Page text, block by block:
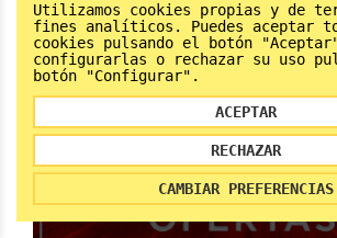
FINALIZADO
Utilizamos cookies propias y de
fines analíticos. Puedes aceptar
cookies pulsando el botón
configurarlas o rechazar su uso
botón "Configurar".
ACEPTAR
RECHAZAR
CAMBIAR PREFERENCIAS